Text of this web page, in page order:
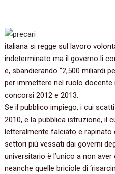
italiana si regge sul lavoro
indeterminato ma il governo li
e, sbandierando “2,500 miliardi
per immettere nel ruolo docente
concorsi 2012 e 2013.
Se il pubblico impiego, i cui
2010, e la pubblica istruzione, il
letteralmente falciato e rapinato
settori più vessati dai governi
universitario è l’unico a non
neanche quelle briciole di